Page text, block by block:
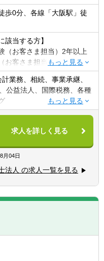
歩0分、各線「大阪駅」徒
該当する方】
（お客さま担当）2年以上
お客さま担当）3年以上
界等問わず）2年以上 か
目以上の取得者
計士の方も歓迎いたしま
どまらず、総合的な観点か
ィングに携りたい方
業務、相続、事業承継、
公益法人、国際税務、各種
】
の規模でお客様に対して
います。
理士、公認会計士、中小企
務・会計に関わる様々な分
が集結し、案件によって
を組んで業務を進めること
、医療法人、公益法人、社
す。
求人を詳しく見る
月04日
法人 の求人一覧を見る